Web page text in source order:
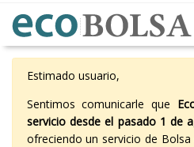
Estimado usuario,
Sentimos comunicarle que
servicio desde el pasado 1 de
ofreciendo un servicio de